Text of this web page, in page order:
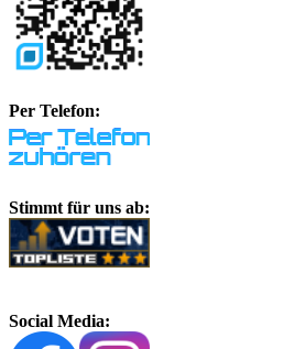
Per Telefon:
Stimmt für uns ab:
Social Media: